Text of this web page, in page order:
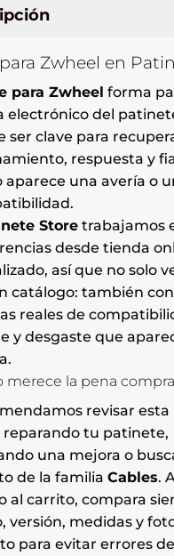
Zwheel en
para Zwheel forma
electrónico del
ser clave para
respuesta y
aparece una avería o
Storetrabajamos
desde tienda
así que no solo
catálogo: también
reales de
y desgaste que
merece la pena
revisar
reparando tu patinete,
una mejora o
de la familia Cables.
al carrito, compara
versión, medidas y
para evitar errores de